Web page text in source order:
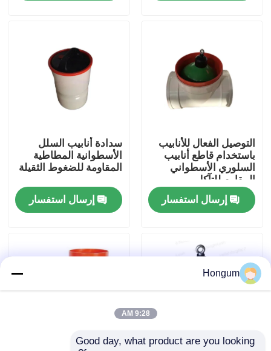
حولنا
مراقبة الجودة
أخبار
اطلب اقتباس
الأختام المطاطية الغشائية
صمام غشاء مطاطي
التوصيل الفعال للأنابيب
باستخدام قاطع أنابيب
السلوري الأسطواني
المقاوم للتآكل
إرسال استفسار
سدادة أنابيب السلل
الأسطوانية المطاطية
المقاومة للضغوط الثقيلة
إرسال استفسار
Hongum
9:28 AM
Good day, what product are you looking